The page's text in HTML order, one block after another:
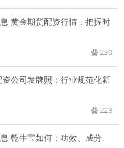
黄金期货配资行情：把握时
230
公司发牌照：行业规范化新
228
乾牛宝如何：功效、成分、